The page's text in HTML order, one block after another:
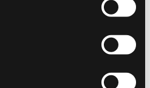
-Ordner fügen wir eine